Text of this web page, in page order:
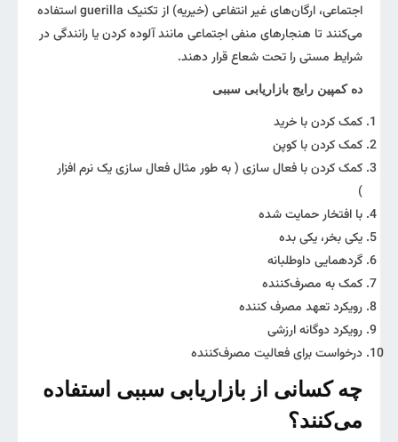
اجتماعی، ارگان‌های غیر انتفاعی (خیریه) از تکنیک guerilla استفاده
می‌کنند تا هنجارهای منفی اجتماعی مانند آلوده کردن یا رانندگی در
شرایط مستی را تحت شعاع قرار دهند.
ده کمپین رایج بازاریابی سببی
کمک‌ کردن با خرید‌
کمک کردن با کوپن
کمک کردن با فعال سازی ( به طور مثال فعال سازی یک نرم افزار
)
با افتخار حمایت شده
یکی بخر، یکی بده
گردهمایی داوطلبانه
کمک به مصرف‌کننده
رویکرد تعهد مصرف کننده
رویکرد دوگانه ارزشی
درخواست برای فعالیت مصرف‌کننده
چه کسانی از بازاریابی سببی استفاده
می‌کنند؟